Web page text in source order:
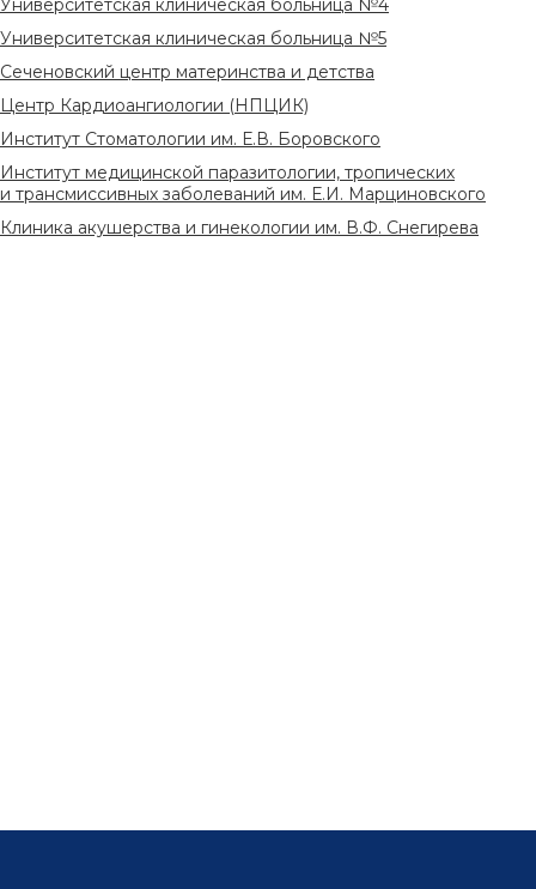
Университетская клиническая больница №4
Университетская клиническая больница №5
Сеченовский центр материнства и детства
Центр Кардиоангиологии (НПЦИК)
Институт Стоматологии им. Е.В. Боровского
Институт медицинской паразитологии, тропических
и трансмиссивных заболеваний им. Е.И. Марциновского
Клиника акушерства и гинекологии им. В.Ф. Снегирева